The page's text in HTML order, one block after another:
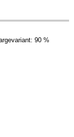
90 %